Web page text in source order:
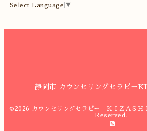
Select Language ▼
静岡市 カウンセリングセラピー
©2026 カウンセリングセラピー ＫＩＺＡＳＨ
Reserved.